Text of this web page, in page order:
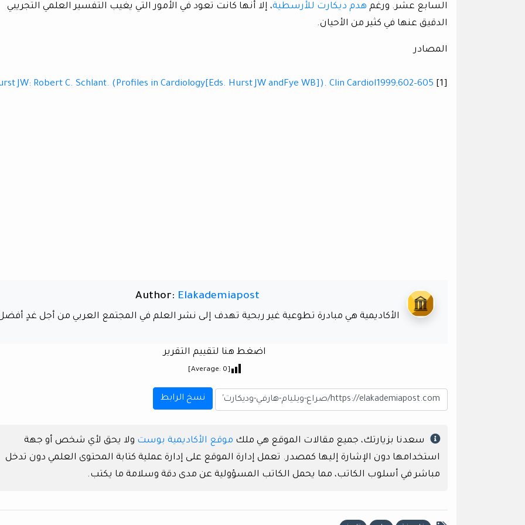
السابع عشر. ورغم هدم ديكارت للأرسطية، إلا أنها كانت تعود في الأمور التي يغيب التفسير العلمي التجريبي
الدقيق عنها في كثير من الأحيان.
المصادر
[1]
JW: Robert C. Schlant. (Profiles in Cardiology[Eds. Hurst JW andFye WB]). Clin Cardiol1999;602–605
Author: Elakademiapost
الأكاديمية هي مبادرة تطوعية غير ربحية تهدف إلى نشر العلم في المجتمع العربي من أجل غدٍ
اضغط هنا لتقييم التقرير
[Average:
0
]
نسخ الرابط
سعدنا بزيارتك، جميع مقالات الموقع هي ملك موقع الأكاديمية بوست ولا يحق لأي شخص أو جهة
استخدامها دون الإشارة إليها كمصدر. تعمل إدارة الموقع على إدارة عملية كتابة المحتوى العلمي دون تدخل
مباشر في أسلوب الكاتب، مما يحمل الكاتب المسؤولية عن مدى دقة وسلامة ما يكتب.